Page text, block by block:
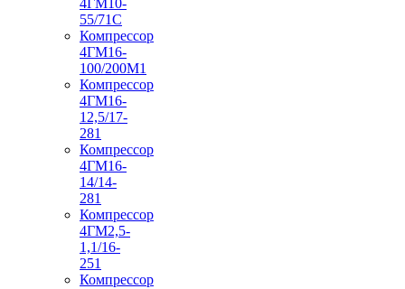
55/71С
Компрессор
4ГМ16-
100/200М1
Компрессор
4ГМ16-
12,5/17-
281
Компрессор
4ГМ16-
14/14-
281
Компрессор
4ГМ2,5-
1,1/16-
251
Компрессор